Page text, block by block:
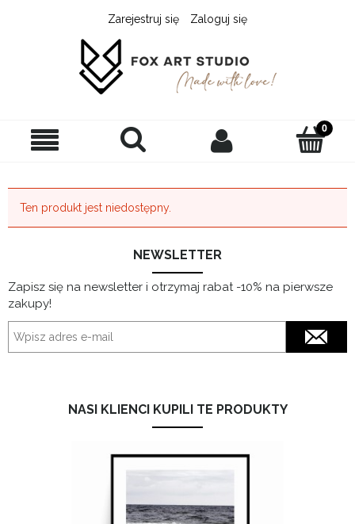
Zarejestruj się Zaloguj się
Ten produkt jest niedostępny.
NEWSLETTER
Zapisz się na newsletter i otrzymaj rabat -10% na pierwsze
zakupy!
NASI KLIENCI KUPILI TE PRODUKTY